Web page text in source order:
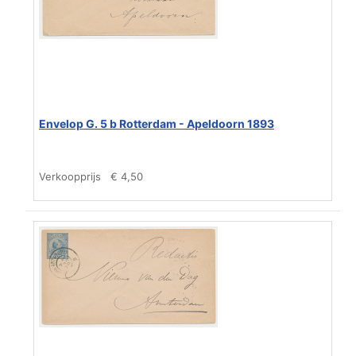
Envelop G. 5 b Rotterdam - Apeldoorn 1893
Verkoopprijs € 4,50